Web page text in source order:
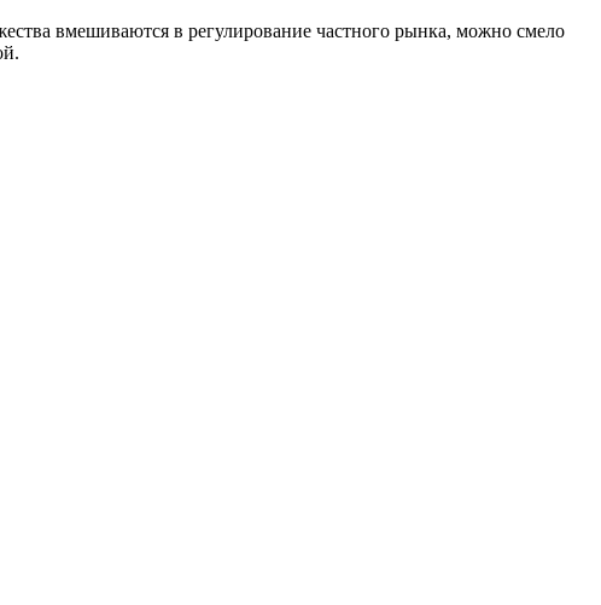
вмешиваются в регулирование частного рынка, можно смело